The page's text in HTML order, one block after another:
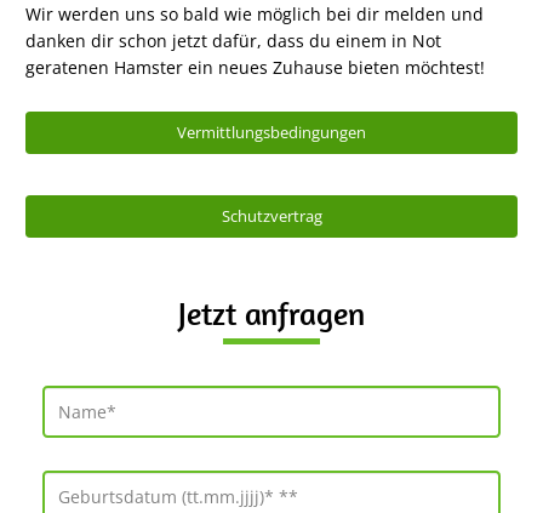
Wir werden uns so bald wie möglich bei dir melden und
danken dir schon jetzt dafür, dass du einem in Not
geratenen Hamster ein neues Zuhause bieten möchtest!
Vermittlungsbedingungen
Schutzvertrag
Jetzt anfragen